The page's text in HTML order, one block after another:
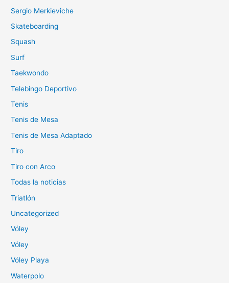
Sergio Merkieviche
Skateboarding
Squash
Surf
Taekwondo
Telebingo Deportivo
Tenis
Tenis de Mesa
Tenis de Mesa Adaptado
Tiro
Tiro con Arco
Todas la noticias
Triatlón
Uncategorized
Vóley
Vóley
Vóley Playa
Waterpolo